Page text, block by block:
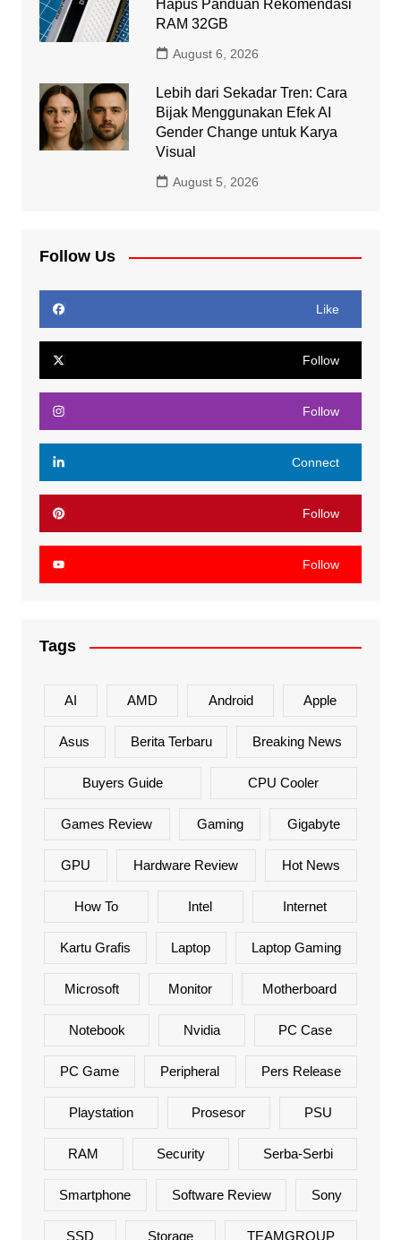
Hapus Panduan Rekomendasi
RAM 32GB
August 6, 2026
Lebih dari Sekadar Tren: Cara
Bijak Menggunakan Efek AI
Gender Change untuk Karya
Visual
August 5, 2026
Follow Us
Like
Follow
Follow
Connect
Follow
Follow
Tags
AI AMD Android Apple
Asus Berita Terbaru Breaking News
Buyers Guide CPU Cooler
Games Review Gaming Gigabyte
GPU Hardware Review Hot News
How To Intel Internet
Kartu Grafis Laptop Laptop Gaming
Microsoft Monitor Motherboard
Notebook Nvidia PC Case
PC Game Peripheral Pers Release
Playstation Prosesor PSU
RAM Security Serba-Serbi
Smartphone Software Review Sony
SSD Storage TEAMGROUP